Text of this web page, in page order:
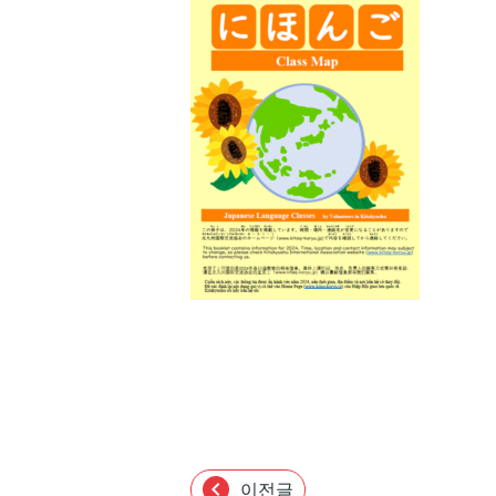
chevron_left 이전글